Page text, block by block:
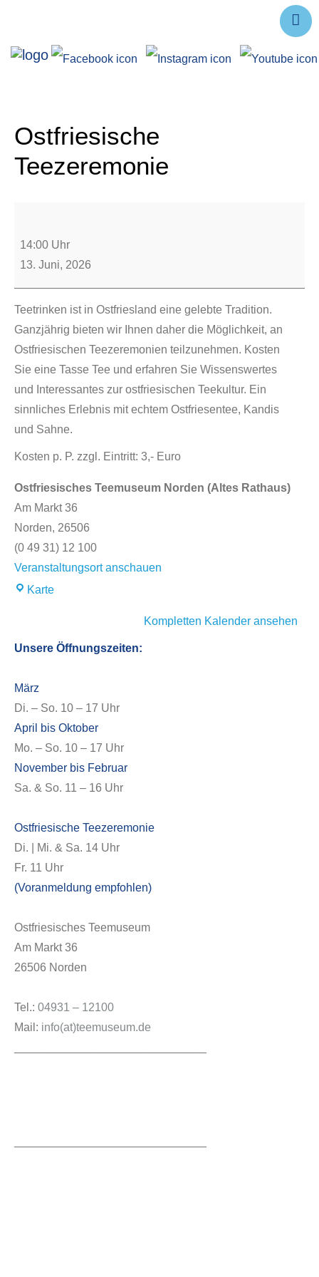
Forschung
Über uns
Service
Ostfriesische
Teezeremonie
14:00 Uhr
13. Juni, 2026
Teetrinken ist in Ostfriesland eine gelebte Tradition.
Ganzjährig bieten wir Ihnen daher die Möglichkeit, an
Ostfriesischen Teezeremonien teilzunehmen. Kosten
Sie eine Tasse Tee und erfahren Sie Wissenswertes
und Interessantes zur ostfriesischen Teekultur. Ein
sinnliches Erlebnis mit echtem Ostfriesentee, Kandis
und Sahne.
Kosten p. P. zzgl. Eintritt: 3,- Euro
Ostfriesisches Teemuseum Norden (Altes Rathaus)
Am Markt 36
Norden, 26506
(0 49 31) 12 100
Veranstaltungsort anschauen
Karte
Kompletten Kalender ansehen
Unsere Öffnungszeiten:
März
Di. – So. 10 – 17 Uhr
April bis Oktober
Mo. – So. 10 – 17 Uhr
November bis Februar
Sa. & So. 11 – 16 Uhr
Ostfriesische Teezeremonie
Di. | Mi. & Sa. 14 Uhr
Fr. 11 Uhr
(Voranmeldung empfohlen)
Ostfriesisches Teemuseum
Am Markt 36
26506 Norden
Tel.: 04931 – 12100
Mail: info(at)teemuseum.de